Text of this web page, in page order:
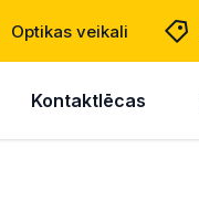
Optikas veikali
Kontaktlēcas